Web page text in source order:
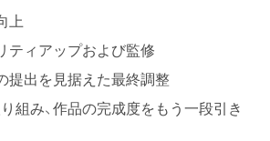
上
ティアップおよび監修
提出を見据えた最終調整
組み、作品の完成度をもう一段引き